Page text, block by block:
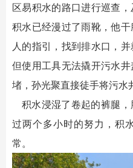
区易积水的路口进行巡查
积水已经漫过了雨靴，他
人的指引，找到排水口，
但使用工具无法撬开污水
堵，孙光聚直接徒手将污水
积水浸湿了卷起的裤腿，
过两个多小时的努力，积
常。